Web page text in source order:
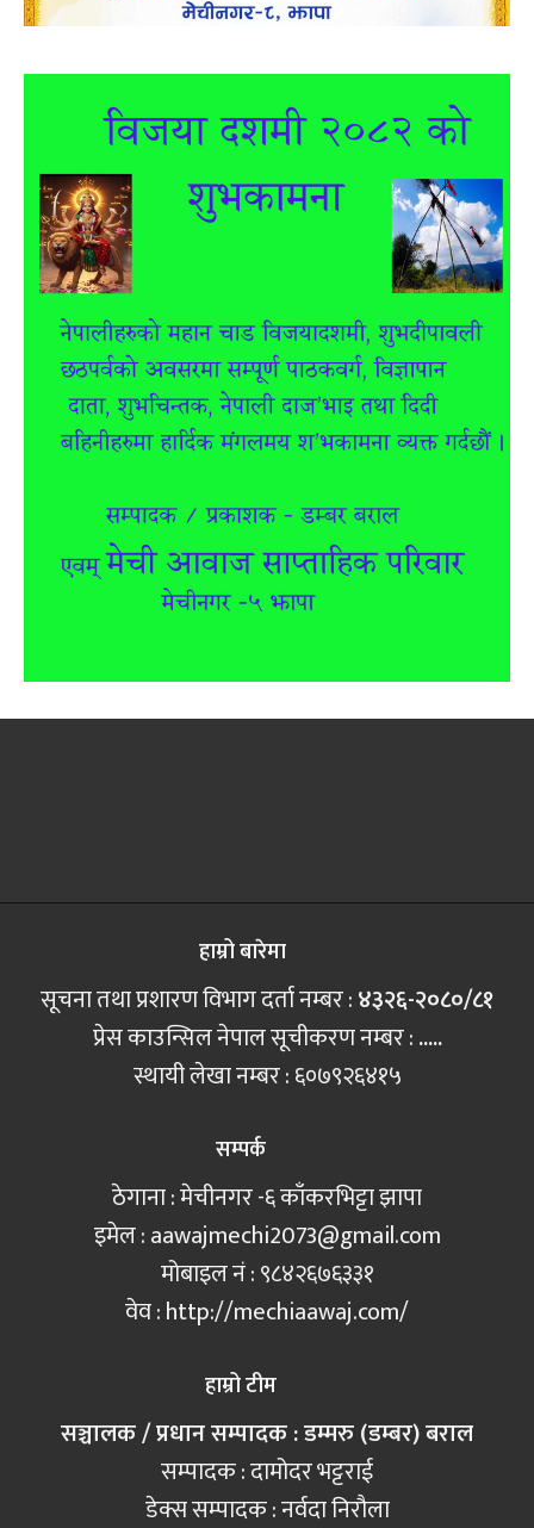
हाम्रो बारेमा
सूचना तथा प्रशारण विभाग दर्ता नम्बर :४३२६-२०८०/८१
प्रेस काउन्सिल नेपाल सूचीकरण नम्बर :.....
स्थायी लेखा नम्बर : ६०७९२६४१५
सम्पर्क
ठेगाना : मेचीनगर -६ काँकरभिट्टा झापा
इमेल :aawajmechi2073@gmail.com
मोबाइल नं‍ : ९८४२६७६३३१
वेव : http://mechiaawaj.com/
हाम्रो टीम
सञ्चालक / प्रधान सम्पादक : डम्मरु (डम्बर) बराल
सम्पादक : दामोदर भट्टराई
डेक्स सम्पादक : नर्वदा निरौला